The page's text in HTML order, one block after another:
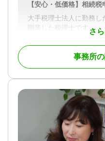
さ
【安心・低価格】相続
大手税理士法人に勤務
開業した税理士です。
相続税を得意分野とし
税務顧問・事業承継等
お客様には必ず訪問さ
特に相続税の申告は、
たサービスをご提案致し
詳細は事務所HPをご覧
事務所